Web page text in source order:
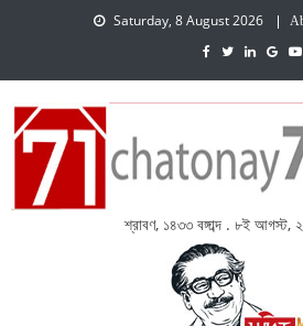
Saturday, 8 August 2026
শ্রাবণ, ১৪৩৩ বঙ্গাব্দ . ৮ই আগস্ট,